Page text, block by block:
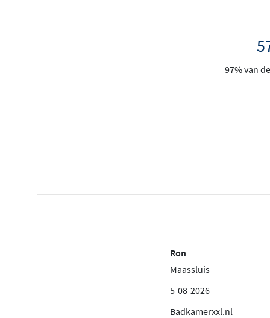
97% van
Ron
Maassluis
5-08-2026
Badkamerxxl.nl